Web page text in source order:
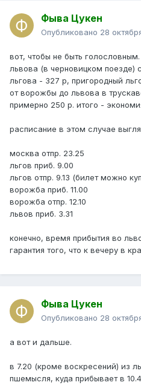
Фыва Цукен
Опубликовано 28
вот, чтобы не быть
львова (в черновицком поезде)
льгова - 327 р, пригородный
от ворожбы до львова в
примерно 250 р. итого -
расписание в этом случае
москва отпр. 23.25
льгов приб. 9.00
льгов отпр. 9.13 (билет можно
ворожба приб. 11.00
ворожба отпр. 12.10
львов приб. 3.31
конечно, время прибытия во
гарантия того, что к вечеру в
Фыва Цукен
Опубликовано 28
а вот и дальше.
в 7.20 (кроме воскресений) из
пшемысля, куда прибывает в